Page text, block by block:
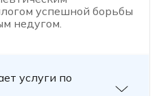
успешной борьбы
недугом.
услуги по